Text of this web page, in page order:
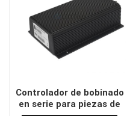
Controlador de bobinado
en serie para piezas de